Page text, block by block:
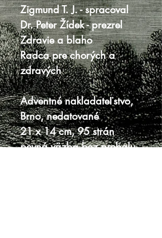
Zigmund T. J. - spracoval
Dr. Peter Žídek - prezrel
Zdravie a blaho
Radca pre chorých a
zdravých
Adventné nakladateľstvo,
Brno, nedatované
21 x 14 cm, 95 strán
pevná väzba bez prebalu